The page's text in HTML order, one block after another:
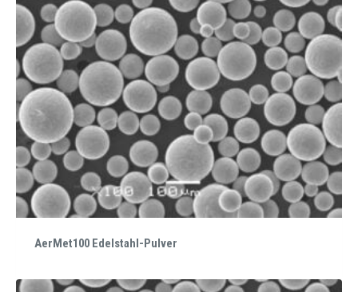
AerMet100 Edelstahl-Pulver